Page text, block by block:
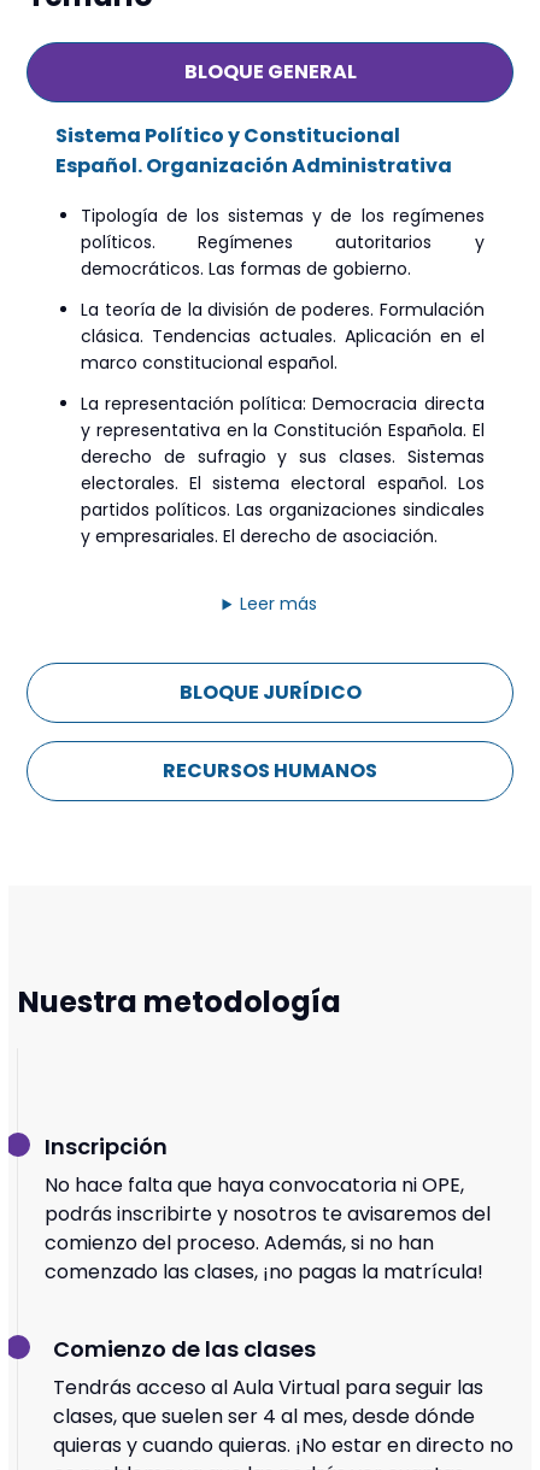
BLOQUE GENERAL
Sistema Político y Constitucional
Español. Organización Administrativa
Tipología de los sistemas y de los regímenes
políticos. Regímenes autoritarios y
democráticos. Las formas de gobierno.
La teoría de la división de poderes. Formulación
clásica. Tendencias actuales. Aplicación en el
marco constitucional español.
La representación política: Democracia directa
y representativa en la Constitución Española. El
derecho de sufragio y sus clases. Sistemas
electorales. El sistema electoral español. Los
partidos políticos. Las organizaciones sindicales
y empresariales. El derecho de asociación.
Leer más
BLOQUE JURÍDICO
RECURSOS HUMANOS
Nuestra metodología
Inscripción
No hace falta que haya convocatoria ni OPE,
podrás inscribirte y nosotros te avisaremos del
comienzo del proceso. Además, si no han
comenzado las clases, ¡no pagas la matrícula!
Comienzo de las clases
Tendrás acceso al Aula Virtual para seguir las
clases, que suelen ser 4 al mes, desde dónde
quieras y cuando quieras. ¡No estar en directo no